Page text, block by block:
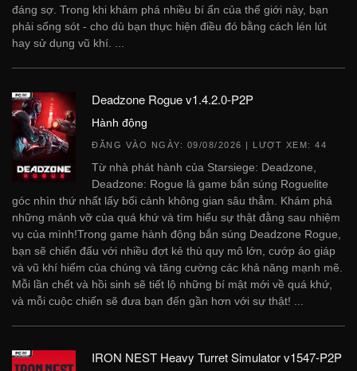
đáng sợ. Trong khi khám phá nhiều bí ẩn của thế giới này, bạn
phải sống sót - cho dù bạn thực hiện điều đó bằng cách lén lút
hay sử dụng vũ khí. ...
Deadzone Rogue v1.4.2.0-P2P
Hành động
ĐĂNG VÀO NGÀY: 09/08/2026 | LƯỢT XEM: 44
Từ nhà phát hành của Starsiege: Deadzone,
Deadzone: Rogue là game bắn súng Roguelite
góc nhìn thứ nhất lấy bối cảnh không gian sâu thẳm. Khám phá
những mảnh vỡ của quá khứ và tìm hiểu sự thật đằng sau nhiệm
vụ của mình!Trong game hành động bắn súng Deadzone Rogue,
bạn sẽ chiến đấu với nhiều đợt kẻ thù quy mô lớn, cướp áo giáp
và vũ khí hiếm của chúng và tăng cường các khả năng mạnh mẽ.
Mỗi lần chết và hồi sinh sẽ tiết lộ những bí mật mới về quá khứ,
và mỗi cuộc chiến sẽ đưa bạn đến gần hơn với sự thật! ...
IRON NEST Heavy Turret Simulator v1547-P2P